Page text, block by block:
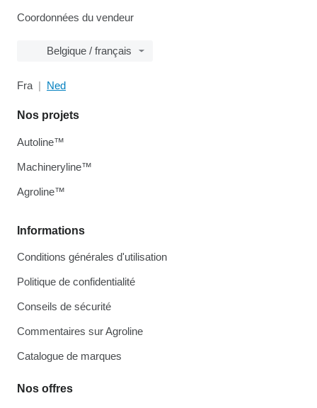
Coordonnées du vendeur
Belgique / français
Fra Ned
Informations
Conditions générales d'utilisation
Politique de confidentialité
Conseils de sécurité
Commentaires sur Agroline
Catalogue de marques
Nos offres
Nos projets
Autoline™
Machineryline™
Agroline™